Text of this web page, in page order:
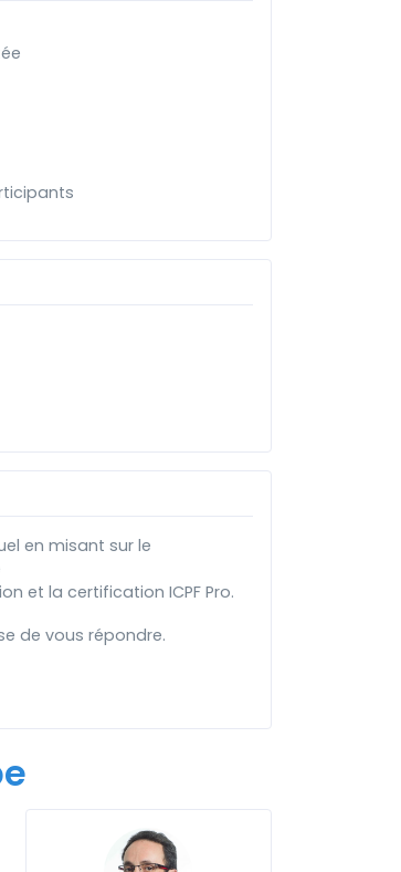
en misant sur le
et la certification ICPF Pro.
de vous répondre.